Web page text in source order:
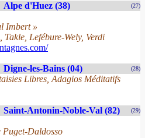
Alpe d'Huez (38) (27)
Imbert »
Lefébure-Wely, Verdi
Digne-les-Bains (04) (28)
Libres, Adagios Méditatifs
Saint-Antonin-Noble-Val (82) (29)
Puget-Daldosso